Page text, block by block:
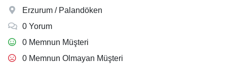
Erzurum / Palandöken
0 Yorum
0 Memnun Müşteri
0 Memnun Olmayan Müşteri